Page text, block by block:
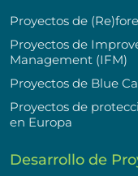
Proyectos de
Proyectos de
Management (IFM)
Proyectos de Blue
Proyectos de
en Europa
Desarrollo de